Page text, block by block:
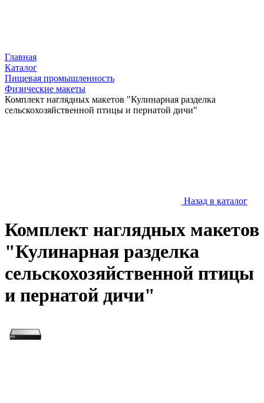
Главная
Каталог
Пищевая промышленность
Физические макеты
Комплект наглядных макетов "Кулинарная разделка
сельскохозяйственной птицы и пернатой дичи"
Назад в каталог
Комплект наглядных макетов
"Кулинарная разделка
сельскохозяйственной птицы
и пернатой дичи"